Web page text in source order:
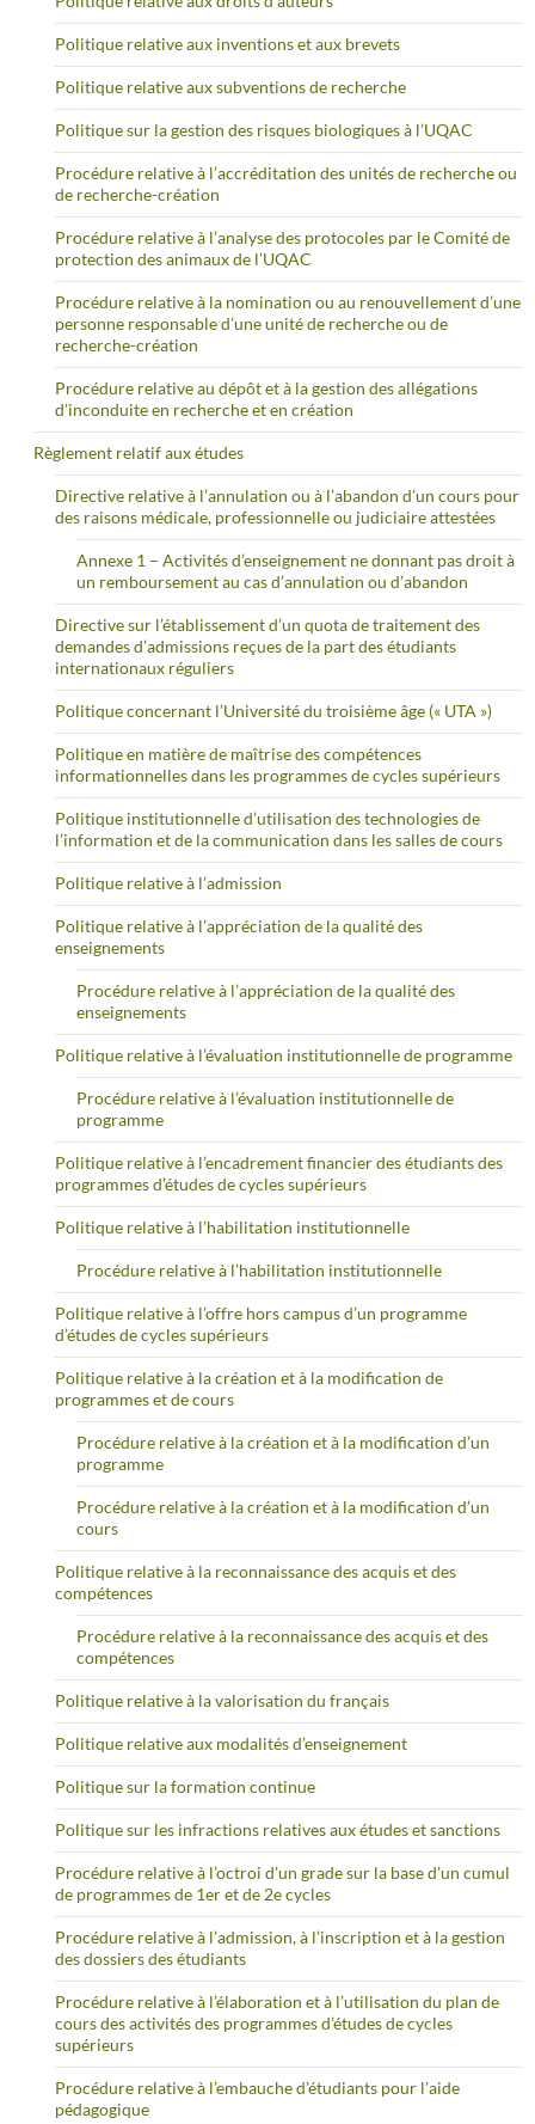
Politique relative aux inventions et aux brevets
Politique relative aux subventions de recherche
Politique sur la gestion des risques biologiques à l’UQAC
Procédure relative à l’accréditation des unités de recherche ou
de recherche-création
Procédure relative à l’analyse des protocoles par le Comité de
protection des animaux de l’UQAC
Procédure relative à la nomination ou au renouvellement d’une
personne responsable d’une unité de recherche ou de
recherche-création
Procédure relative au dépôt et à la gestion des allégations
d’inconduite en recherche et en création
Règlement relatif aux études
Directive relative à l’annulation ou à l’abandon d’un cours pour
des raisons médicale, professionnelle ou judiciaire attestées
Annexe 1 – Activités d’enseignement ne donnant pas droit à
un remboursement au cas d’annulation ou d’abandon
Directive sur l’établissement d’un quota de traitement des
demandes d’admissions reçues de la part des étudiants
internationaux réguliers
Politique concernant l’Université du troisième âge (« UTA »)
Politique en matière de maîtrise des compétences
informationnelles dans les programmes de cycles supérieurs
Politique institutionnelle d’utilisation des technologies de
l’information et de la communication dans les salles de cours
Politique relative à l’admission
Politique relative à l’appréciation de la qualité des
enseignements
Procédure relative à l’appréciation de la qualité des
enseignements
Politique relative à l’évaluation institutionnelle de programme
Procédure relative à l’évaluation institutionnelle de
programme
Politique relative à l’encadrement financier des étudiants des
programmes d’études de cycles supérieurs
Politique relative à l’habilitation institutionnelle
Procédure relative à l’habilitation institutionnelle
Politique relative à l’offre hors campus d’un programme
d’études de cycles supérieurs
Politique relative à la création et à la modification de
programmes et de cours
Procédure relative à la création et à la modification d’un
programme
Procédure relative à la création et à la modification d’un
cours
Politique relative à la reconnaissance des acquis et des
compétences
Procédure relative à la reconnaissance des acquis et des
compétences
Politique relative à la valorisation du français
Politique relative aux modalités d’enseignement
Politique sur la formation continue
Politique sur les infractions relatives aux études et sanctions
Procédure relative à l’octroi d’un grade sur la base d’un cumul
de programmes de 1er et de 2e cycles
Procédure relative à l’admission, à l’inscription et à la gestion
des dossiers des étudiants
Procédure relative à l’élaboration et à l’utilisation du plan de
cours des activités des programmes d’études de cycles
supérieurs
Procédure relative à l’embauche d’étudiants pour l’aide
pédagogique